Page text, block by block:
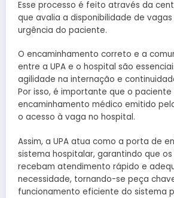
Esse processo é feito através da
que avalia a disponibilidade de
urgência do paciente.
O encaminhamento correto e a
entre a UPA e o hospital são
agilidade na internação e
Por isso, é importante que o
encaminhamento médico emitido
o acesso à vaga no hospital.
Assim, a UPA atua como a porta de
sistema hospitalar, garantindo que
recebam atendimento rápido e
necessidade, tornando-se peça
funcionamento eficiente do sistema